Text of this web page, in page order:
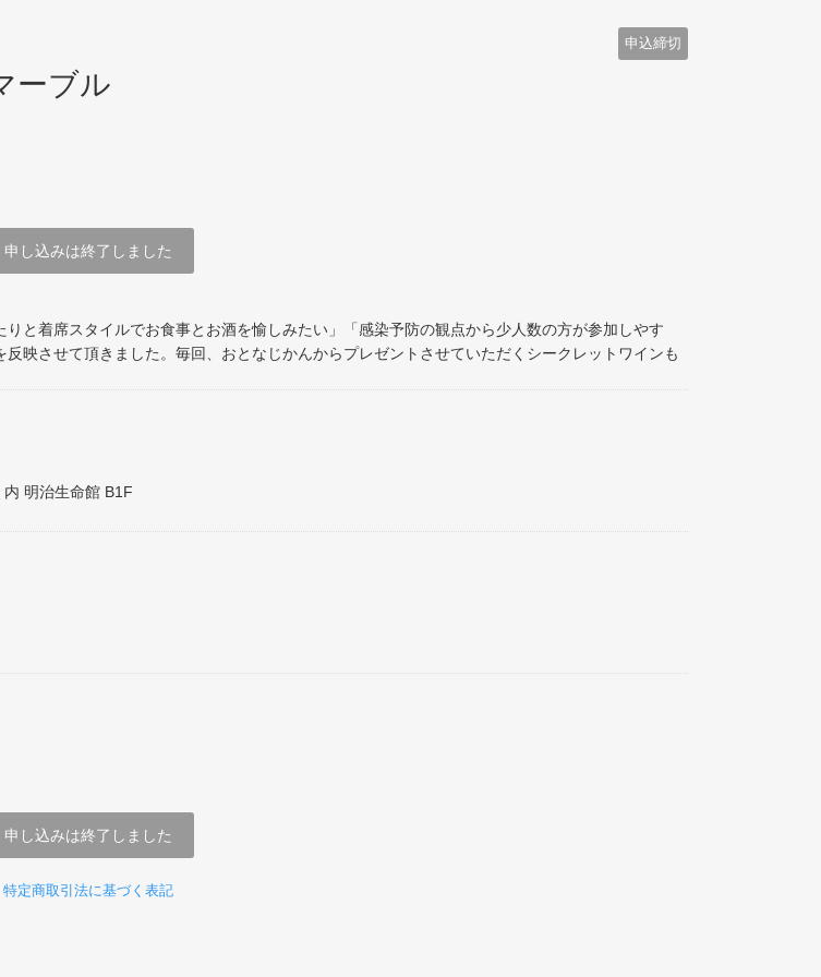
申込締切
ーブル
申し込みは終了しました
と着席スタイルでお食事とお酒を愉しみたい」「感染予防の観点から少人数の方が参加しやす
映させて頂きました。毎回、おとなじかんからプレゼントさせていただくシークレットワインも
明治生命館 B1F
申し込みは終了しました
特定商取引法に基づく表記